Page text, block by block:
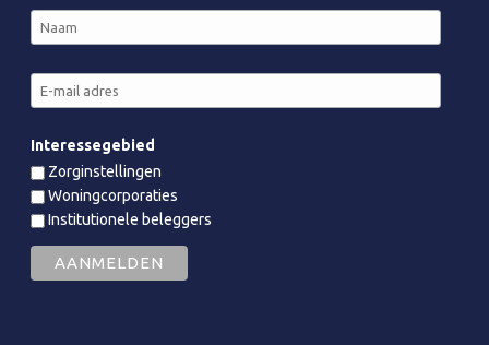
Interessegebied
Zorginstellingen
Woningcorporaties
Institutionele beleggers